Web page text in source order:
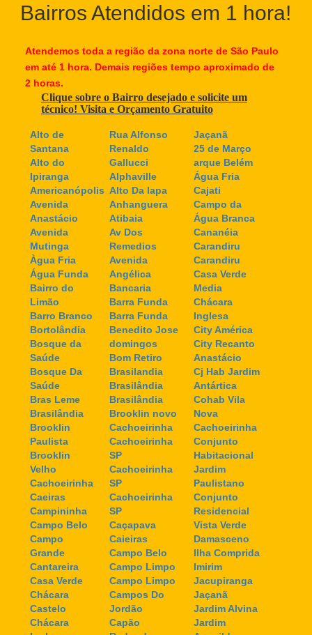
Bairros Atendidos em 1 hora!
Atendemos toda a região da zona norte de São Paulo
em até 1 hora. Demais regiões tempo aproximado de
2 horas.
Clique sobre o Bairro desejado e solicite um
técnico! Visita e Orçamento Gratuito
Alto de
Santana
Alto do
Ipiranga
Americanópolis
Avenida
Anastácio
Avenida
Mutinga
Àgua Fria
Água Funda
Bairro do
Limão
Barro Branco
Bortolândia
Bosque da
Saúde
Bosque Da
Saúde
Bras Leme
Brasilândia
Brooklin
Paulista
Brooklin
Velho
Cachoeirinha
Caeiras
Campininha
Campo Belo
Campo
Grande
Cantareira
Casa Verde
Chácara
Castelo
Chácara
Rua Alfonso
Renaldo
Gallucci
Alphaville
Alto Da lapa
Anhanguera
Atibaia
Av Dos
Remedios
Avenida
Angélica
Bancaria
Barra Funda
Barra Funda
Benedito Jose
domingos
Bom Retiro
Brasilandia
Brasilândia
Brasilândia
Brooklin novo
Cachoeirinha
Cachoeirinha
SP
Cachoeirinha
SP
Cachoeirinha
SP
Caçapava
Caieiras
Campo Belo
Campo Limpo
Campo Limpo
Campos Do
Jordão
Capão
Jaçanã
25 de Março
arque Belém
Água Fria
Cajati
Campo da
Água Branca
Cananéia
Carandiru
Carandiru
Casa Verde
Media
Chácara
Inglesa
City América
City Recanto
Anastácio
Cj Hab Jardim
Antártica
Cohab Vila
Nova
Cachoeirinha
Conjunto
Habitacional
Jardim
Paulistano
Conjunto
Residencial
Vista Verde
Damasceno
Ilha Comprida
Imirim
Jacupiranga
Jaçanã
Jardim Alvina
Jardim